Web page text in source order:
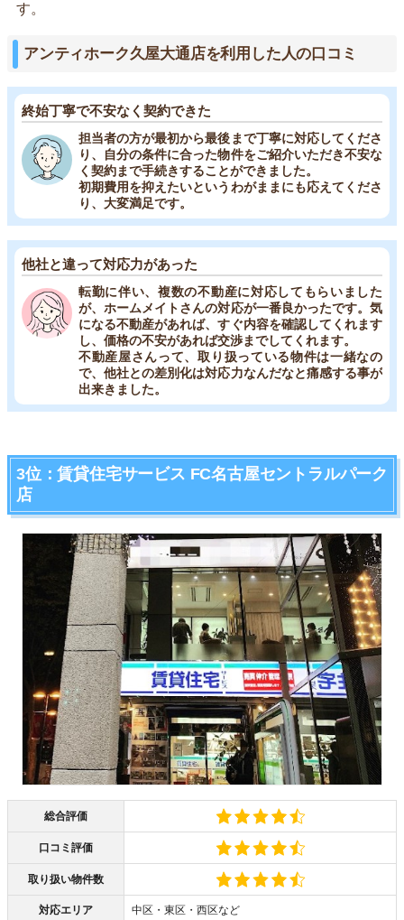
す。
アンティホーク久屋大通店を利用した人の口コミ
終始丁寧で不安なく契約できた
担当者の方が最初から最後まで丁寧に対応してくださ
り、自分の条件に合った物件をご紹介いただき不安な
く契約まで手続きすることができました。
初期費用を抑えたいというわがままにも応えてくださ
り、大変満足です。
他社と違って対応力があった
転勤に伴い、複数の不動産に対応してもらいました
が、ホームメイトさんの対応が一番良かったです。気
になる不動産があれば、すぐ内容を確認してくれます
し、価格の不安があれば交渉までしてくれます。
不動産屋さんって、取り扱っている物件は一緒なの
で、他社との差別化は対応力なんだなと痛感する事が
出来きました。
3位：賃貸住宅サービス FC名古屋セントラルパーク
店
総合評価
口コミ評価
取り扱い物件数
対応エリア 中区・東区・西区など